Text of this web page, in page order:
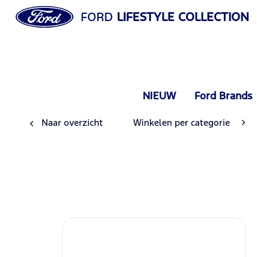
FORD LIFESTYLE COLLECTION
NIEUW Ford Brands
Naar overzicht Winkelen per categorie